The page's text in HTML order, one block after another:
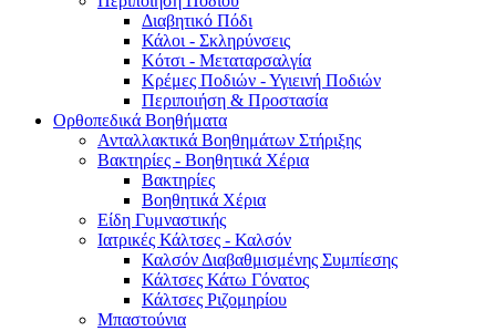
Διαβητικό Πόδι
Κάλοι - Σκληρύνσεις
Κότσι - Μεταταρσαλγία
Κρέμες Ποδιών - Υγιεινή Ποδιών
Περιποιήση & Προστασία
Ορθοπεδικά Βοηθήματα
Ανταλλακτικά Βοηθημάτων Στήριξης
Βακτηρίες - Βοηθητικά Χέρια
Βακτηρίες
Βοηθητικά Χέρια
Είδη Γυμναστικής
Ιατρικές Κάλτσες - Καλσόν
Καλσόν Διαβαθμισμένης Συμπίεσης
Κάλτσες Κάτω Γόνατος
Κάλτσες Ριζομηρίου
Μπαστούνια